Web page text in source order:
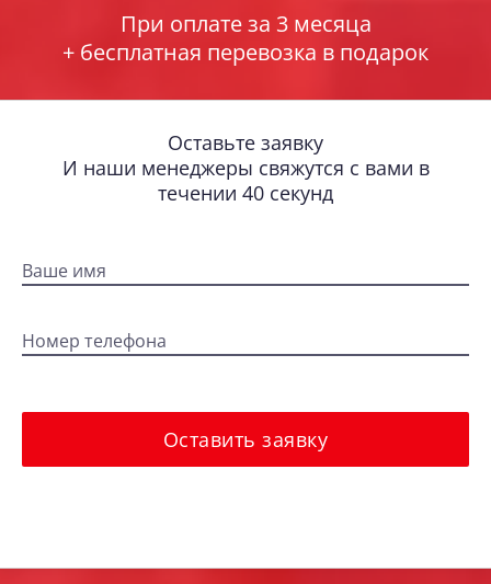
При оплате за 3 месяца
+ бесплатная перевозка в подарок
Оставьте заявку
И наши менеджеры свяжутся с вами в
течении 40 секунд
Ваше имя
Номер телефона
Оставить заявку